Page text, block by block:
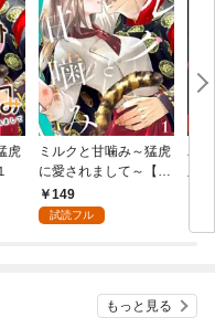
虎
ミルクと甘噛み～猛虎
に愛されまして～【単
話】１
149
試読フル
パ
版
もっと見る